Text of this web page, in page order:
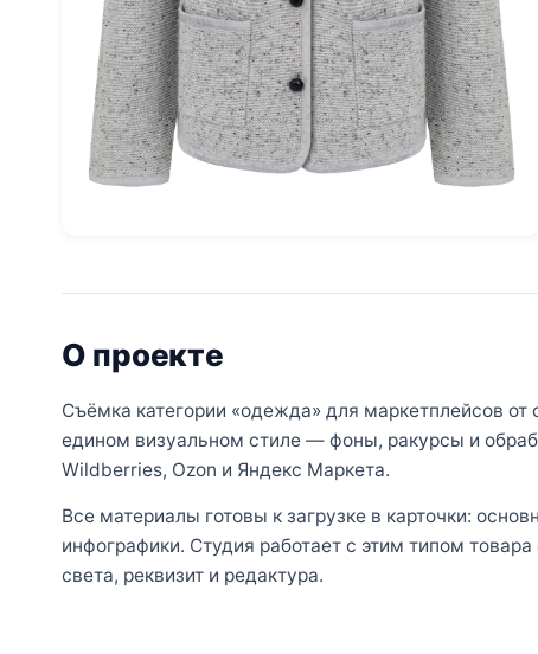
О проекте
Съёмка категории «одежда» для маркетплейсов от
едином визуальном стиле — фоны, ракурсы и
Wildberries, Ozon и Яндекс Маркета.
Все материалы готовы к загрузке в карточки:
инфографики. Студия работает с этим типом
света, реквизит и редактура.